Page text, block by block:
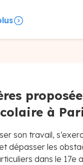
à
son travail,
dépasser les
dans le 17e